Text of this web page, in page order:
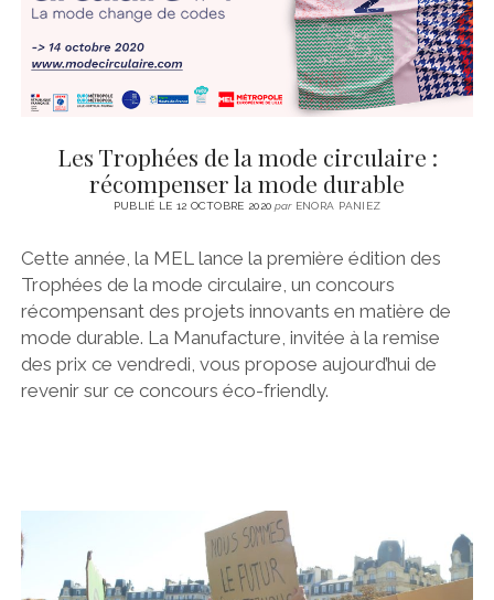
Les Trophées de la mode circulaire :
récompenser la mode durable
PUBLIÉ LE 12 OCTOBRE 2020parENORA PANIEZ
Cette année, la MEL lance la première édition des
Trophées de la mode circulaire, un concours
récompensant des projets innovants en matière de
mode durable. La Manufacture, invitée à la remise
des prix ce vendredi, vous propose aujourd’hui de
revenir sur ce concours éco-friendly.